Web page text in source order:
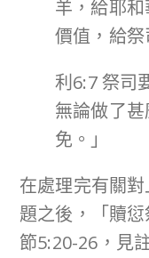
羊，給耶
價值，給祭
利6:7 祭司
無論做了
免。」
在處理完有關
題之後，「贖
節5:20-26，見